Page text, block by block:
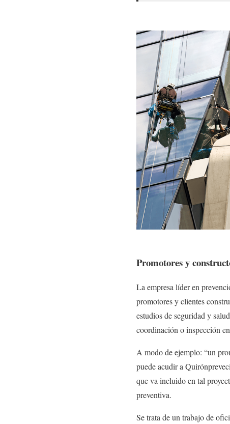
Promotores y
La empresa líder en
promotores y clientes
estudios de seguridad y
coordinación o inspección
A modo de ejemplo: “un
puede acudir a
que va incluido en tal
preventiva.
Se trata de un trabajo de